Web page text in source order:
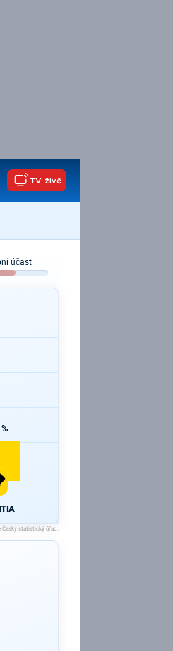
TV živě
účast